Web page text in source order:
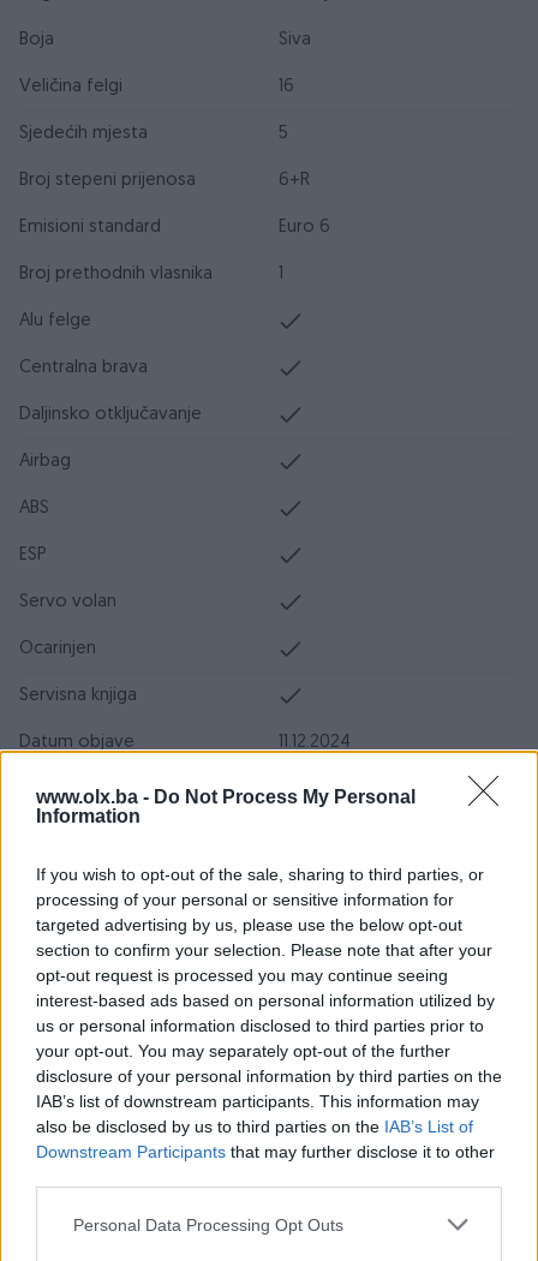
www.olx.ba - Do Not Process My Personal
Information
If you wish to opt-out of the sale, sharing to third parties, or
processing of your personal or sensitive information for
targeted advertising by us, please use the below opt-out
section to confirm your selection. Please note that after your
opt-out request is processed you may continue seeing
interest-based ads based on personal information utilized by
us or personal information disclosed to third parties prior to
your opt-out. You may separately opt-out of the further
disclosure of your personal information by third parties on the
IAB’s list of downstream participants. This information may
also be disclosed by us to third parties on the IAB’s List of
Downstream Participants that may further disclose it to other
Personal Data Processing Opt Outs
Boja Siva
Veličina felgi 16
Sjedećih mjesta 5
Broj stepeni prijenosa 6+R
Emisioni standard Euro 6
Broj prethodnih vlasnika 1
Alu felge
Centralna brava
Daljinsko otključavanje
Airbag
ABS
ESP
Servo volan
Ocarinjen
Servisna knjiga
Datum objave 11.12.2024
Oprema
Muzika/ozvučenje DVD MP3 plus LCD display
Parking senzori Nazad
Vrsta enterijera Platno
Metalik
Digitalna klima
Navigacija